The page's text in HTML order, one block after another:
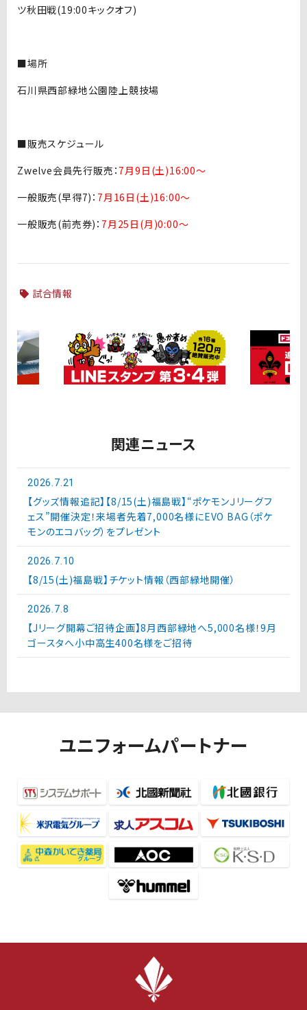
ツ秋田戦(19:00キックオフ)
■場所
石川県西部緑地公園陸上競技場
■販売スケジュール
Zwelve会員先行販売： 7月9日(土)16:00〜
一般販売(早得7)： 7月16日(土)16:00〜
一般販売(前売券)： 7月25日(月)0:00〜
試合情報
関連ニュース
2026.7.21
【グッズ情報追記】【8/15(土)福島戦】“ポケモンＪリーグフ
ェス”開催決定！来場者先着7,000名様にEVO BAG（ポケ
モンのエコバッグ）をプレゼント
2026.7.10
【8/15(土)福島戦】チケット情報（西部緑地開催）
2026.7.8
【Jリーグ開幕ご招待企画】8月西部緑地へ5,000名様！9月
ゴースタへ小中高生400名様をご招待
ユニフォームパートナー